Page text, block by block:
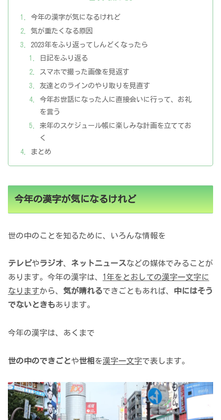
今年の漢字が気になるけれど
気が重たくなる原因
2023年をふり返ってしんどくなったら
日記をふり返る
スマホで撮った画像を見返す
友達とのラインのやり取りを見直す
今年お世話になった人に直接会いに行って、お礼
を言う
来年のスケジュール帳に楽しみな計画を立ててお
く
まとめ
今年の漢字が気になるけれど
世の中のことを知るために、いろんな情報を
テレビやラジオ、 ネットニュースなどの媒体でみることが
あります。今年の漢字は、 1年をとおしての漢字一文字に
なりますから、 気が晴れるできごともあれば、 中にはそう
でないときもあります。
今年の漢字は、あくまで
世の中のできごとや世相 を漢字一文字で表します。